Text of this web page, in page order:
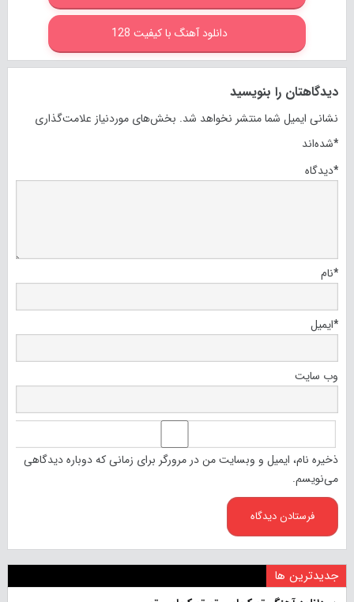
دانلود آهنگ با کیفیت 128
دیدگاهتان را بنویسید
نشانی ایمیل شما منتشر نخواهد شد. بخش‌های موردنیاز علامت‌گذاری
شده‌اند*
دیدگاه*
نام*
ایمیل*
وب‌ سایت
ذخیره نام، ایمیل و وبسایت من در مرورگر برای زمانی که دوباره دیدگاهی
می‌نویسم.
جدیدترین ها